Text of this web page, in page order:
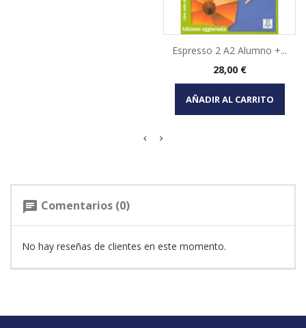
Espresso 2 A2 Alumno +...
Precio
28,00 €
AÑADIR AL CARRITO
chat Comentarios (0)
No hay reseñas de clientes en este momento.